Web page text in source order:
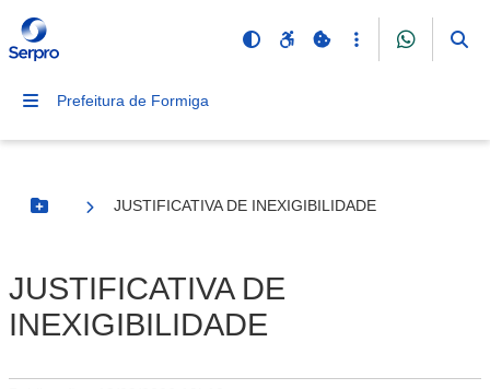
Prefeitura de Formiga
Botão Menu
JUSTIFICATIVA DE INEXIGIBILIDADE
JUSTIFICATIVA DE
INEXIGIBILIDADE